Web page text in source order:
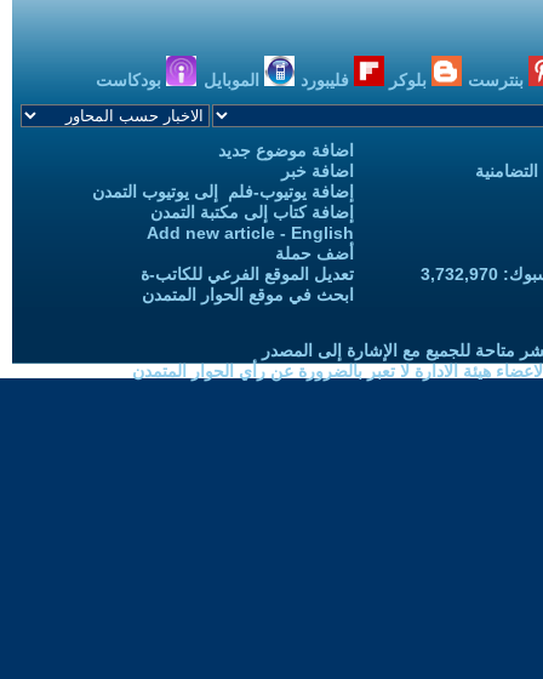
بنترست بلوكر فليبورد الموبايل بودكاست
اضافة موضوع جديد
اضافة خبر
إضافة يوتيوب-فلم إلى يوتيوب التمدن
إضافة كتاب إلى مكتبة التمدن
Add new article - English
أضف حملة
تعديل الموقع الفرعي للكاتب-ة
ابحث في موقع الحوار المتمدن
متاحة للجميع مع الإشارة إلى المصدر
هيئة الادارة لا تعبر بالضرورة عن رأي الحوار المتمدن